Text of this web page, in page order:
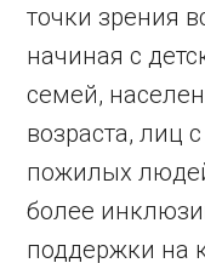
точки зрения
начиная с
семей,
возраста, лиц
пожилых
более
поддержки на